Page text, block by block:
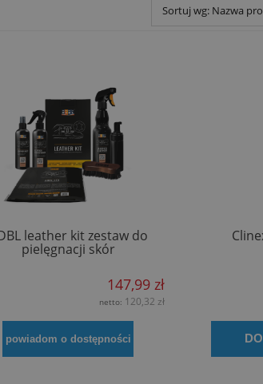
Sortuj wg: Nazwa
leather kit zestaw do
pielęgnacji skór
147,99 zł
netto: 120,32 zł
powiadom o dostępności